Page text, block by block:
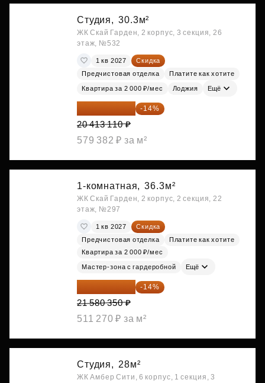
Студия, 30.3м²
ЖК Скай Гарден, 2 корпус, 3 секция, 26
этаж, №532
1 кв 2027
Скидка
Предчистовая отделка
Платите как хотите
Квартира за 2 000 ₽/мес Лоджия Ещё
17 555 275 ₽ -14%
20 413 110 ₽
579 382 ₽ за м²
1-комнатная, 36.3м²
ЖК Скай Гарден, 2 корпус, 2 секция, 22
этаж, №297
1 кв 2027
Скидка
Предчистовая отделка
Платите как хотите
Квартира за 2 000 ₽/мес
Мастер-зона с гардеробной Ещё
18 559 101 ₽ -14%
21 580 350 ₽
511 270 ₽ за м²
Студия, 28м²
ЖК Амбер Сити, 6 корпус, 1 секция, 3